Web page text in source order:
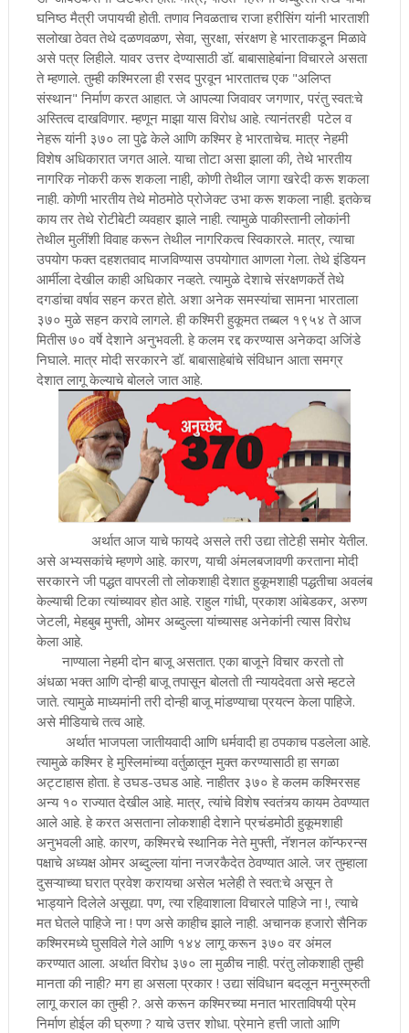
घनिष्ठ मैत्री जपायची होती. तणाव निवळताच राजा हरीसिंग यांनी भारताशी
सलोखा ठेवत तेथे दळणवळण, सेवा, सुरक्षा, संरक्षण हे भारताकडून मिळावे
असे पत्र लिहीले. यावर उत्तर देण्यासाठी डॉ. बाबासाहेबांना विचारले असता
ते म्हणाले. तुम्ही कश्मिरला ही रसद पुरवून भारतातच एक "अलिप्त
संस्थान" निर्माण करत आहात. जे आपल्या जिवावर जगणार, परंतु स्वत:चे
अस्तित्व दाखविणार. म्हणून माझा यास विरोध आहे. त्यानंतरही पटेल व
नेहरू यांनी ३७० ला पुढे केले आणि कश्मिर हे भारताचेच. मात्र नेहमी
विशेष अधिकारात जगत आले. याचा तोटा असा झाला की, तेथे भारतीय
नागरिक नोकरी करू शकला नाही, कोणी तेथील जागा खरेदी करू शकला
नाही. कोणी भारतीय तेथे मोठमोठे प्रोजेक्ट उभा करू शकला नाही. इतकेच
काय तर तेथे रोटीबेटी व्यवहार झाले नाही. त्यामुळे पाकीस्तानी लोकांनी
तेथील मुलींशी विवाह करून तेथील नागरिकत्व स्विकारले. मात्र, त्याचा
उपयोग फक्त दहशतवाद माजविण्यास उपयोगात आणला गेला. तेथे इंडियन
आर्मीला देखील काही अधिकार नव्हते. त्यामुळे देशाचे संरक्षणकर्ते तेथे
दगडांचा वर्षाव सहन करत होते. अशा अनेक समस्यांचा सामना भारताला
३७० मुळे सहन करावे लागले. ही कश्मिरी हुकूमत तब्बल १९५४ ते आज
मितीस ७० वर्षे देशाने अनुभवली. हे कलम रद्द करण्यास अनेकदा अजिंडे
निघाले. मात्र मोदी सरकारने डॉ. बाबासाहेबांचे संविधान आता समग्र
देशात लागू केल्याचे बोलले जात आहे.
अर्थात आज याचे फायदे असले तरी उद्या तोटेही समोर येतील.
असे अभ्यसकांचे म्हणणे आहे. कारण, याची अंमलबजावणी करताना मोदी
सरकारने जी पद्धत वापरली तो लोकशाही देशात हुकूमशाही पद्धतीचा अवलंब
केल्याची टिका त्यांच्यावर होत आहे. राहुल गांधी, प्रकाश आंबेडकर, अरुण
जेटली, मेहबुब मुफ्ती, ओमर अब्दुल्ला यांच्यासह अनेकांनी त्यास विरोध
केला आहे.
नाण्याला नेहमी दोन बाजू असतात. एका बाजूने विचार करतो तो
अंधळा भक्त आणि दोन्ही बाजू तपासून बोलतो ती न्यायदेवता असे म्हटले
जाते. त्यामुळे माध्यमांनी तरी दोन्ही बाजू मांडण्याचा प्रयत्न केला पाहिजे.
असे मीडियाचे तत्व आहे.
अर्थात भाजपला जातीयवादी आणि धर्मवादी हा ठपकाच पडलेला आहे.
त्यामुळे कश्मिर हे मुस्लिमांच्या वर्तुळातून मुक्त करण्यासाठी हा सगळा
अट्टाहास होता. हे उघड-उघड आहे. नाहीतर ३७० हे कलम कश्मिरसह
अन्य १० राज्यात देखील आहे. मात्र, त्यांचे विशेष स्वतंत्र्य कायम ठेवण्यात
आले आहे. हे करत असताना लोकशाही देशाने प्रचंडमोठी हुकूमशाही
अनुभवली आहे. कारण, कश्मिरचे स्थानिक नेते मुफ्ती, नॅशनल कॉन्फरन्स
पक्षाचे अध्यक्ष ओमर अब्दुल्ला यांना नजरकैदेत ठेवण्यात आले. जर तुम्हाला
दुसऱ्याच्या घरात प्रवेश करायचा असेल भलेही ते स्वत:चे असून ते
भाड्याने दिलेले असूद्या. पण, त्या रहिवाशाला विचारले पाहिजे ना !, त्याचे
मत घेतले पाहिजे ना ! पण असे काहीच झाले नाही. अचानक हजारो सैनिक
कश्मिरमध्ये घुसविले गेले आणि १४४ लागू करून ३७० वर अंमल
करण्यात आला. अर्थात विरोध ३७० ला मुळीच नाही. परंतु लोकशाही तुम्ही
मानता की नाही? मग हा असला प्रकार ! उद्या संविधान बदलून मनुस्म्रुती
लागू कराल का तुम्ही ?. असे करून कश्मिरच्या मनात भारताविषयी प्रेम
निर्माण होईल की घ्रुणा ? याचे उत्तर शोधा. प्रेमाने हत्ती जातो आणि